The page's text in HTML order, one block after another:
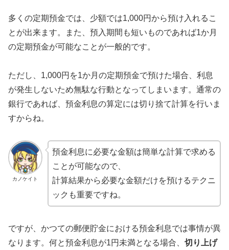
多くの定期預金では、少額では1,000円から預け入れるこ
とが出来ます。また、預入期間も短いものであれば1か月
の定期預金が可能なことが一般的です。
ただし、1,000円を1か月の定期預金で預けた場合、利息
が発生しないため無駄な行動となってしまいます。通常の
銀行であれば、預金利息の算定には切り捨て計算を行いま
すからね。
カノケイト
預金利息に必要な金額は簡単な計算で求める
ことが可能なので、
計算結果から必要な金額だけを預けるテクニ
ックも重要ですね。
ですが、かつての郵便貯金における預金利息では事情が異
なります。何と預金利息が1円未満となる場合、 切り上げ